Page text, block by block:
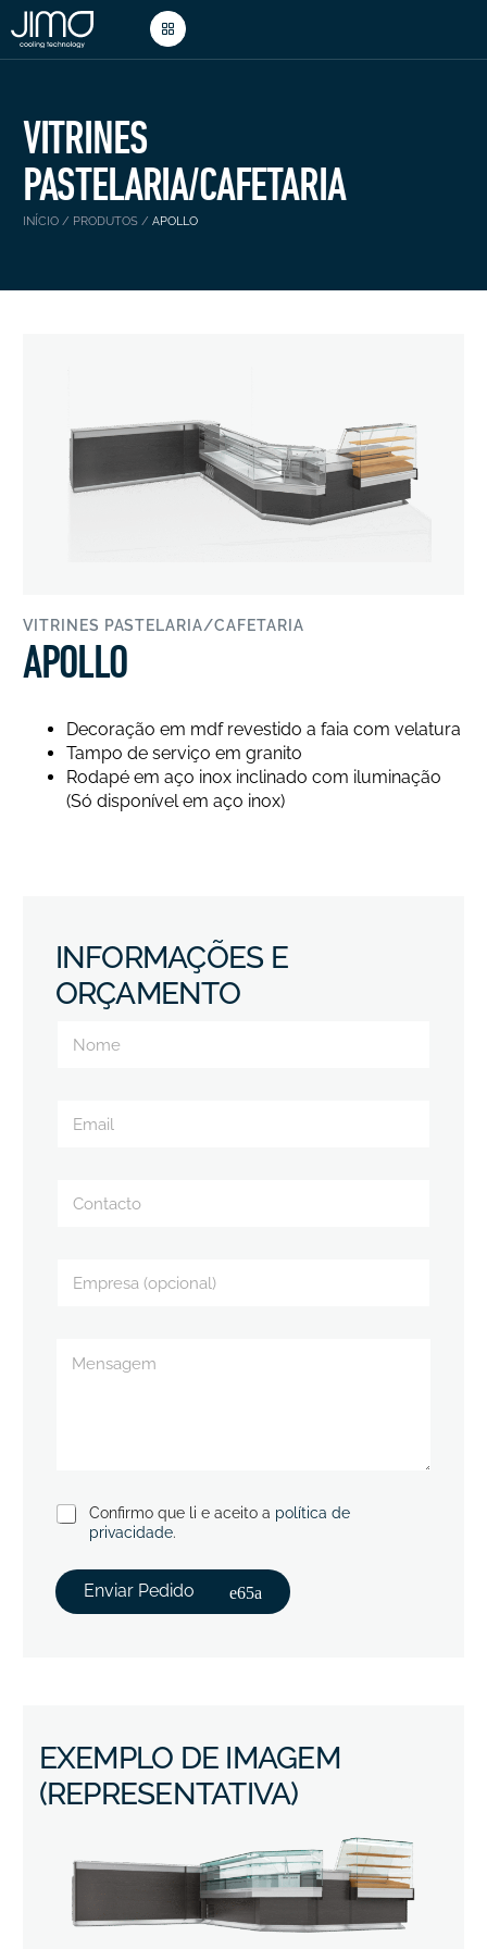
VITRINES
PASTELARIA/CAFETARIA
INÍCIO / PRODUTOS / APOLLO
VITRINES PASTELARIA/CAFETARIA
APOLLO
Decoração em mdf revestido a faia com velatura
Tampo de serviço em granito
Rodapé em aço inox inclinado com iluminação
(Só disponível em aço inox)
INFORMAÇÕES E
ORÇAMENTO
Confirmo que li e aceito a política de
privacidade.
Enviar Pedido
EXEMPLO DE IMAGEM
(REPRESENTATIVA)